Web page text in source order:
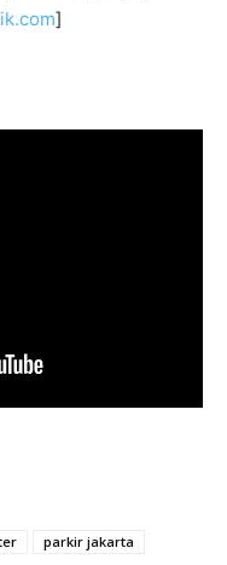
]
parkir jakarta